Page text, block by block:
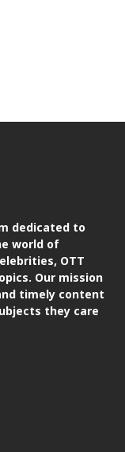
dedicated to
world of
OTT
Our mission
timely content
they care